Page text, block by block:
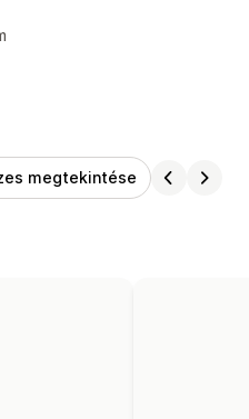
megtekintése